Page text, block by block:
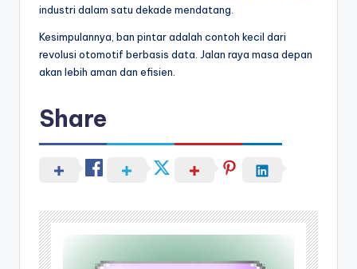
industri dalam satu dekade mendatang.
Kesimpulannya, ban pintar adalah contoh kecil dari
revolusi otomotif berbasis data. Jalan raya masa depan
akan lebih aman dan efisien.
Share